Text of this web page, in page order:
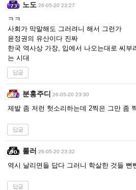
노도 26-05-20 23:27
ㅋㅋ
사회가 막말해도 그러려니 해서 그런가
윤정권의 유산이다 진짜
한국 역사상 가장, 입에서 나오는대로 씨부
는 시대
답글
분홍주디 26-05-20 23:30
제발 좀 저런 헛소리하는데 2찍은 그만 좀
답글
룰러 26-05-20 23:32
역시 날리면들 답다 그러니 학살한 것들 뻔
답글